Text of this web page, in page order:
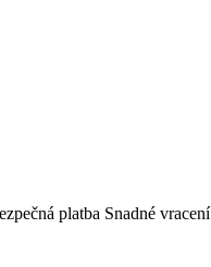
platba Snadné vracení